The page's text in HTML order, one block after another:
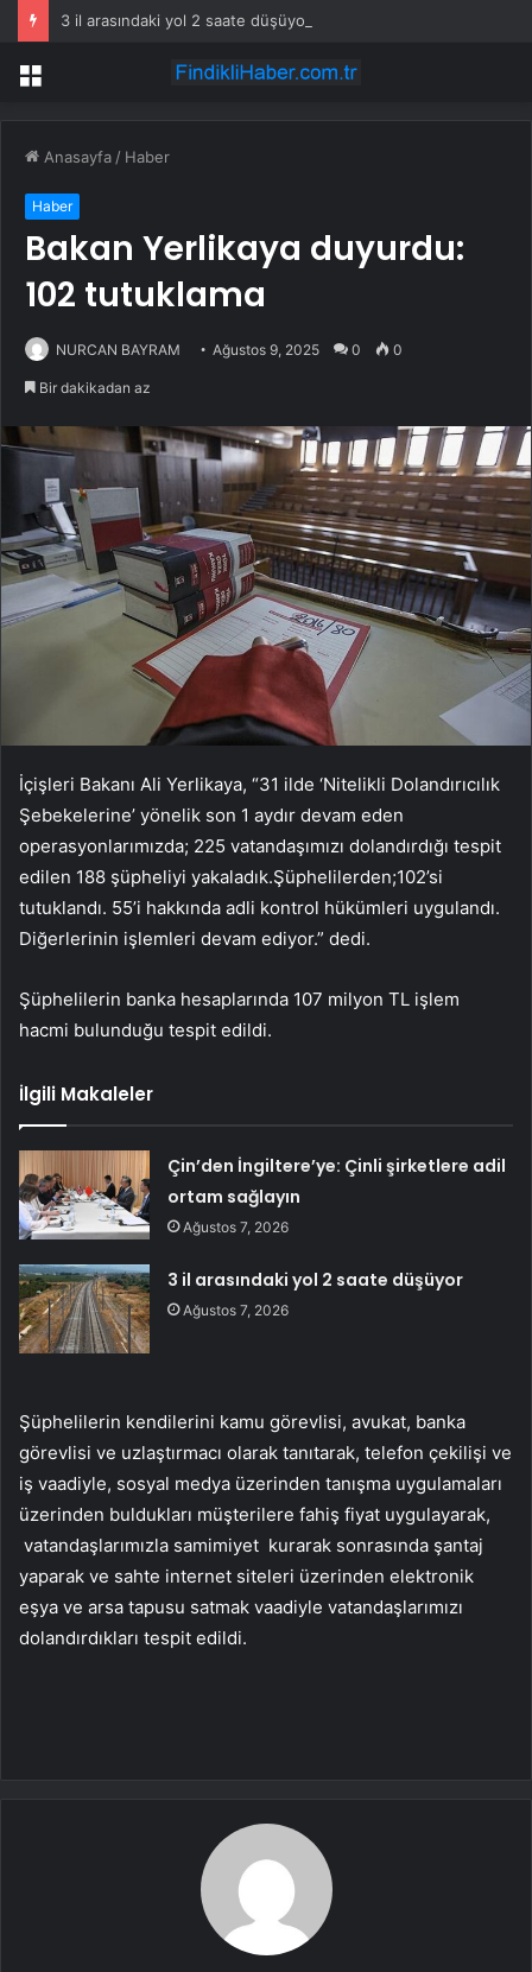
3 il arasındaki yol 2 saate düşüyor
Menü
Anasayfa / Haber
Haber
Bakan Yerlikaya duyurdu:
102 tutuklama
NURCAN BAYRAM Ağustos 9, 2025 0 0
Bir dakikadan az
İçişleri Bakanı Ali Yerlikaya, “31 ilde ‘Nitelikli Dolandırıcılık
Şebekelerine’ yönelik son 1 aydır devam eden
operasyonlarımızda; 225 vatandaşımızı dolandırdığı tespit
edilen 188 şüpheliyi yakaladık.Şüphelilerden;102’si
tutuklandı. 55’i hakkında adli kontrol hükümleri uygulandı.
Diğerlerinin işlemleri devam ediyor.” dedi.
Şüphelilerin banka hesaplarında 107 milyon TL işlem
hacmi bulunduğu tespit edildi.
İlgili Makaleler
Çin’den İngiltere’ye: Çinli şirketlere adil
ortam sağlayın
Ağustos 7, 2026
3 il arasındaki yol 2 saate düşüyor
Ağustos 7, 2026
Şüphelilerin kendilerini kamu görevlisi, avukat, banka
görevlisi ve uzlaştırmacı olarak tanıtarak, telefon çekilişi ve
iş vaadiyle, sosyal medya üzerinden tanışma uygulamaları
üzerinden buldukları müşterilere fahiş fiyat uygulayarak,
vatandaşlarımızla samimiyet kurarak sonrasında şantaj
yaparak ve sahte internet siteleri üzerinden elektronik
eşya ve arsa tapusu satmak vaadiyle vatandaşlarımızı
dolandırdıkları tespit edildi.